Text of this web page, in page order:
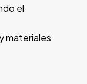
el
materiales